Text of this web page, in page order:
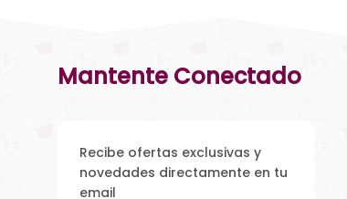
Mantente Conectado
Recibe ofertas exclusivas y
novedades directamente en tu
email